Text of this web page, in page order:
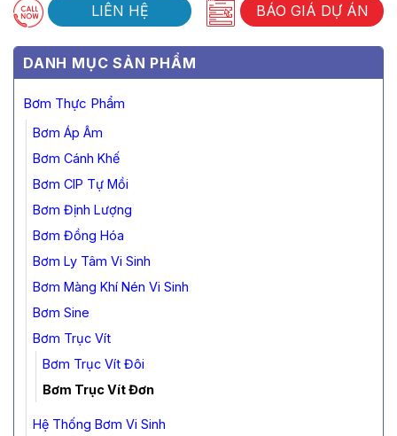
DANH MỤC SẢN PHẨM
Bơm Thực Phẩm
Bơm Áp Âm
Bơm Cánh Khế
Bơm CIP Tự Mồi
Bơm Định Lượng
Bơm Đồng Hóa
Bơm Ly Tâm Vi Sinh
Bơm Màng Khí Nén Vi Sinh
Bơm Sine
Bơm Trục Vít
Bơm Trục Vít Đôi
Bơm Trục Vít Đơn
Hệ Thống Bơm Vi Sinh
LIÊN HỆ BÁO GIÁ DỰ ÁN